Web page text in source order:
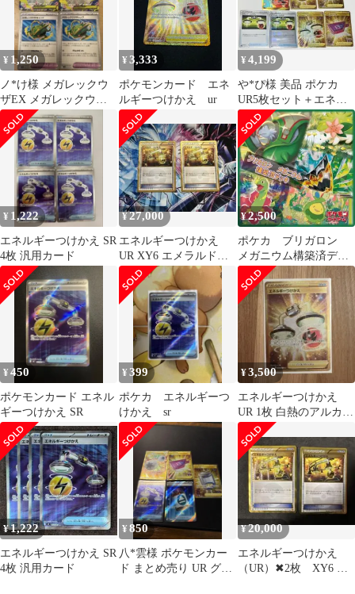
¥ 1,250
ノ*け様 メガレックウ
ザEX メガレックウザ
キャップ 4枚セット
¥3,333
ポケモンカード エネ
ルギーつけかえ ur
¥4,199
や*ぴ様 美品 ポケカ
UR5枚セット＋エネル
ギーつけかえ ミラー/ノ
ーマル計7
¥ 1,222
エネルギーつけかえ SR
4枚 汎用カード
¥27,000
エネルギーつけかえ
UR XY6 エメラルドブ
レイク 090/078
¥2,500
ポケカ ブリガロン
メガニウム構築済デッ
キ ※新レギ対応 ※
特典付
¥450
ポケモンカード エネル
ギーつけかえ SR
¥399
ポケカ エネルギーつ
けかえ sr
¥3,500
エネルギーつけかえ
UR 1枚 白熱のアルカナ
093/068
¥1,222
エネルギーつけかえ SR
4枚 汎用カード
¥850
八*雲様 ポケモンカー
ド まとめ売り UR グッ
¥20,000
エネルギーつけかえ
（UR）✖︎2枚 XY6 エ